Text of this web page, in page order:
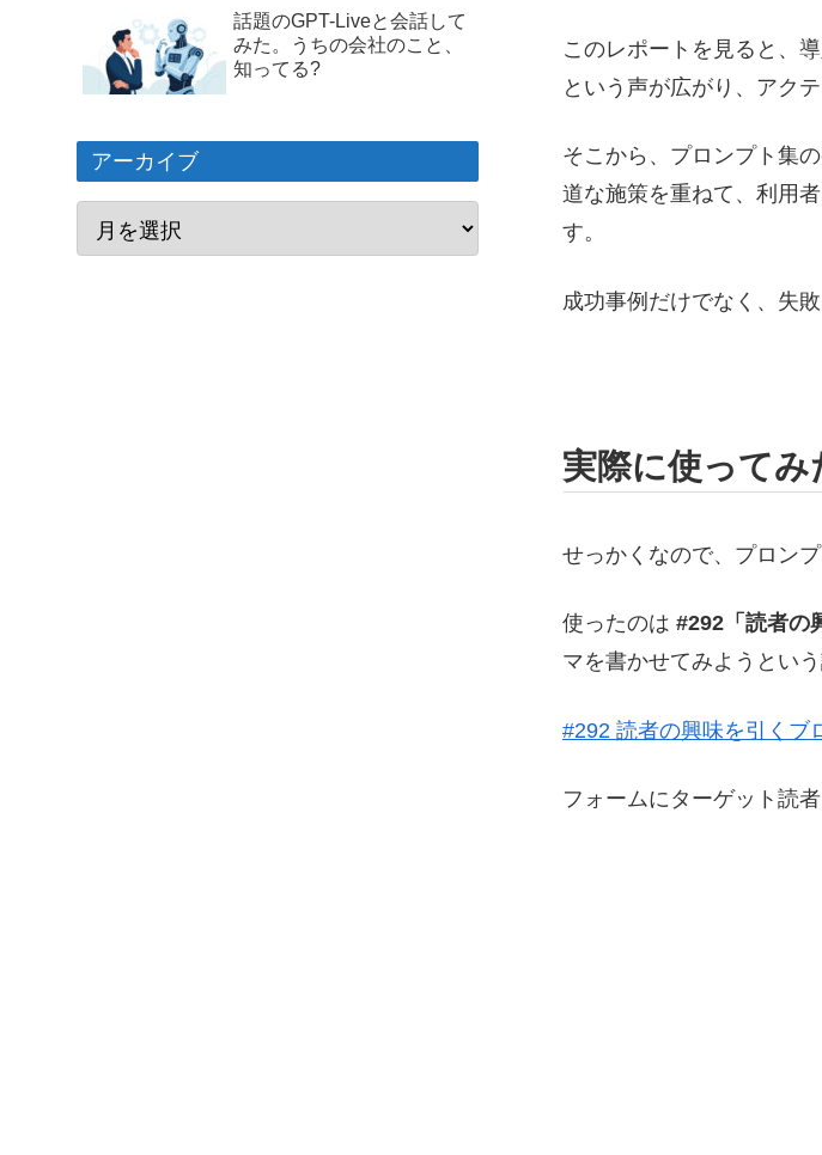
このレポートを見ると、
という声が広がり、アク
そこから、プロンプト集
道な施策を重ねて、利用
す。
成功事例だけでなく、失
実際に使ってみ
せっかくなので、プロン
使ったのは #292「読者の
マを書かせてみようという
#292 読者の興味を引くブ
フォームにターゲット読
話題のGPT-Liveと会話して
みた。うちの会社のこと、
知ってる?
アーカイブ